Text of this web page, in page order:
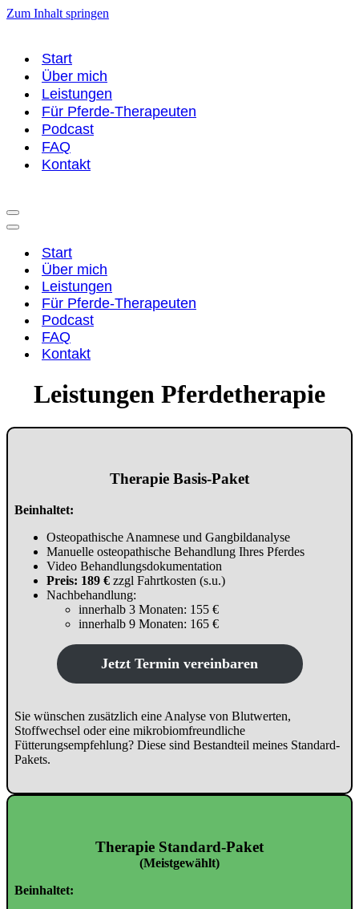
Zum Inhalt springen
Start
Über mich
Leistungen
Für Pferde-Therapeuten
Podcast
FAQ
Kontakt
Navigationsmenü
Navigationsmenü
Start
Über mich
Leistungen
Für Pferde-Therapeuten
Podcast
FAQ
Kontakt
Leistungen Pferdetherapie
Therapie Basis-Paket
Beinhaltet:
Osteopathische Anamnese und Gangbildanalyse
Manuelle osteopathische Behandlung Ihres Pferdes
Video Behandlungsdokumentation
Preis: 189 € zzgl Fahrtkosten (s.u.)
Nachbehandlung:
innerhalb 3 Monaten: 155 €
innerhalb 9 Monaten: 165 €
Jetzt Termin vereinbaren
Sie wünschen zusätzlich eine Analyse von Blutwerten,
Stoffwechsel oder eine mikrobiomfreundliche
Fütterungsempfehlung? Diese sind Bestandteil meines Standard-
Pakets.
Therapie Standard-Paket
(Meistgewählt)
Beinhaltet: